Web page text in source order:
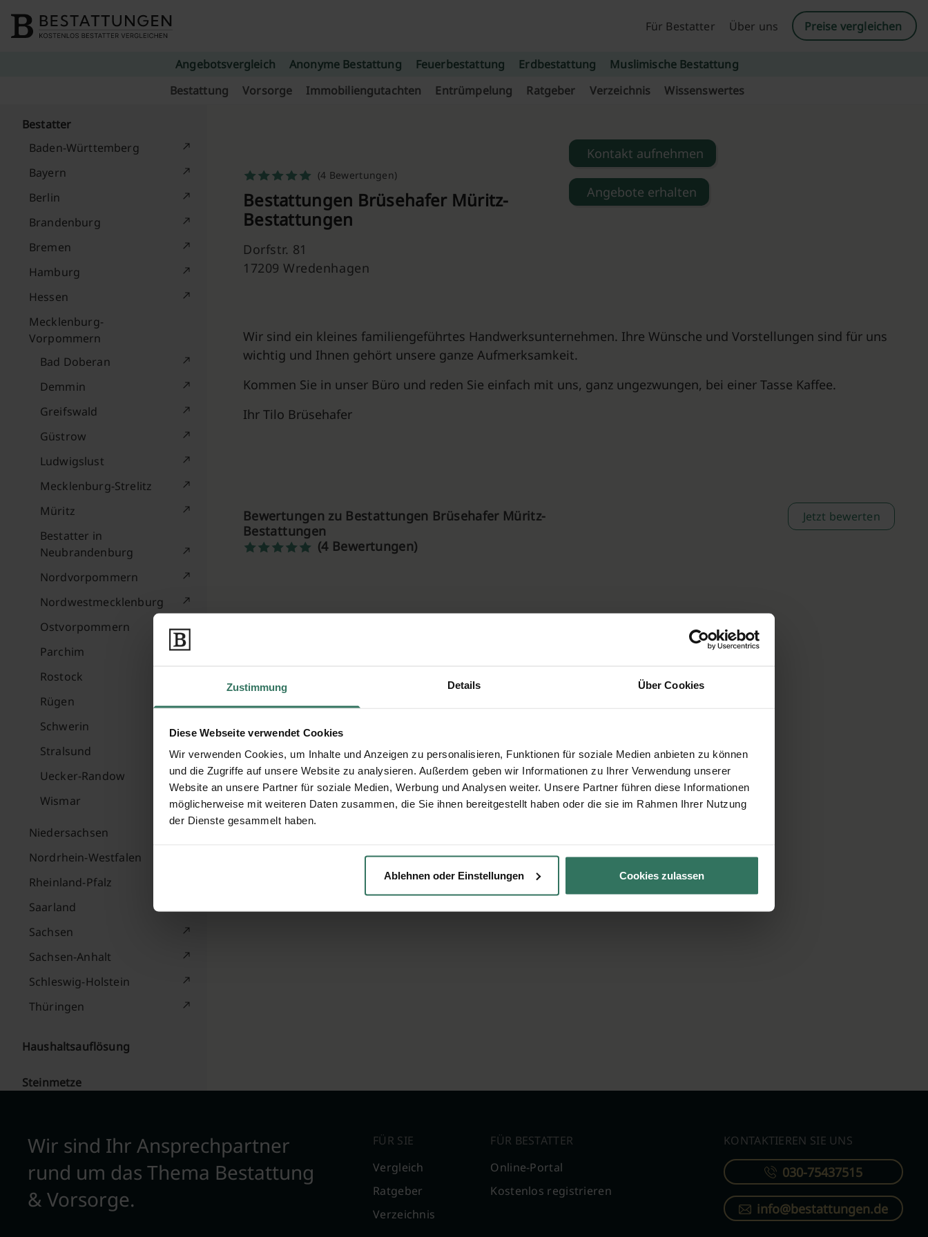
Zustimmung Details Über Cookies
Diese Webseite verwendet Cookies
Wir verwenden Cookies, um Inhalte und Anzeigen zu personalisieren, Funktionen für soziale Medien anbieten zu können
und die Zugriffe auf unsere Website zu analysieren. Außerdem geben wir Informationen zu Ihrer Verwendung unserer
Website an unsere Partner für soziale Medien, Werbung und Analysen weiter. Unsere Partner führen diese Informationen
möglicherweise mit weiteren Daten zusammen, die Sie ihnen bereitgestellt haben oder die sie im Rahmen Ihrer Nutzung
der Dienste gesammelt haben.
Ablehnen oder Einstellungen Cookies zulassen
Für Bestatter
Über uns Preise vergleichen
Angebotsvergleich Anonyme Bestattung Feuerbestattung Erdbestattung
Muslimische Bestattung
Bestattung
Vorsorge Immobiliengutachten Entrümpelung Ratgeber Verzeichnis Wissenswertes
Bestatter
Baden-Württemberg
Bayern
Berlin
Brandenburg
Bremen
Hamburg
Hessen
Mecklenburg-
Vorpommern
Bad Doberan
Demmin
Greifswald
Güstrow
Ludwigslust
Mecklenburg-Strelitz
Müritz
Bestatter in
Neubrandenburg
Nordvorpommern
Nordwestmecklenburg
Ostvorpommern
Parchim
Rostock
Rügen
Schwerin
Stralsund
Uecker-Randow
Wismar
Niedersachsen
Nordrhein-Westfalen
Rheinland-Pfalz
Saarland
Sachsen
Sachsen-Anhalt
Schleswig-Holstein
Thüringen
Haushaltsauflösung
Steinmetze
(4 Bewertungen)
Bestattungen Brüsehafer Müritz-
Bestattungen
Dorfstr. 81
17209 Wredenhagen
Kontakt aufnehmen
Angebote erhalten
Wir sind ein kleines familiengeführtes Handwerksunternehmen. Ihre Wünsche und Vorstellungen sind für uns
wichtig und Ihnen gehört unsere ganze Aufmerksamkeit.
Kommen Sie in unser Büro und reden Sie einfach mit uns, ganz ungezwungen, bei einer Tasse Kaffee.
Ihr Tilo Brüsehafer
Bewertungen zu Bestattungen Brüsehafer Müritz-
Bestattungen
(4 Bewertungen)
Jetzt bewerten
Wir sind Ihr Ansprechpartner
rund um das Thema Bestattung
& Vorsorge.
FÜR SIE
Vergleich
Ratgeber
Verzeichnis
FÜR BESTATTER
Online-Portal
Kostenlos registrieren
KONTAKTIEREN SIE UNS
030-75437515
info@bestattungen.de